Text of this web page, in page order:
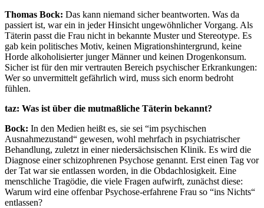
Thomas Bock: Das kann niemand sicher beantworten. Was da
passiert ist, war ein in jeder Hinsicht ungewöhnlicher Vorgang. Als
Täterin passt die Frau nicht in bekannte Muster und Stereotype. Es
gab kein politisches Motiv, keinen Migrationshintergrund, keine
Horde alkoholisierter junger Männer und keinen Drogenkonsum.
Sicher ist für den mir vertrauten Bereich psychischer Erkrankungen:
Wer so unvermittelt gefährlich wird, muss sich enorm bedroht
fühlen.
taz: Was ist über die mutmaßliche Täterin bekannt?
Bock: In den Medien heißt es, sie sei “im psychischen
Ausnahmezustand“ gewesen, wohl mehrfach in psychiatrischer
Behandlung, zuletzt in einer niedersächsischen Klinik. Es wird die
Diagnose einer schizophrenen Psychose genannt. Erst einen Tag vor
der Tat war sie entlassen worden, in die Obdachlosigkeit. Eine
menschliche Tragödie, die viele Fragen aufwirft, zunächst diese:
Warum wird eine offenbar Psychose-erfahrene Frau so “ins Nichts“
entlassen?